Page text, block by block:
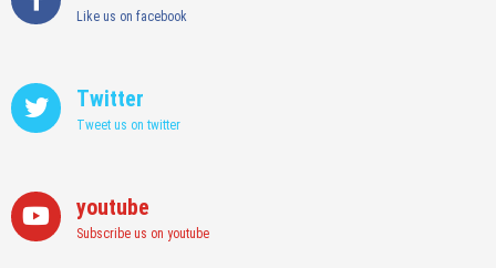
Like us on facebook
Twitter
Tweet us on twitter
youtube
Subscribe us on youtube